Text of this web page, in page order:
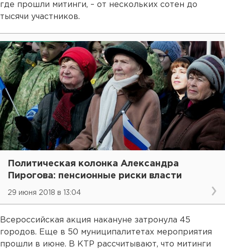
где прошли митинги, – от нескольких сотен до
тысячи участников.
Политическая колонка Александра
Пирогова: пенсионные риски власти
29 июня 2018 в 13:04
Всероссийская акция накануне затронула 45
городов. Еще в 50 муниципалитетах мероприятия
прошли в июне. В КТР рассчитывают, что митинги